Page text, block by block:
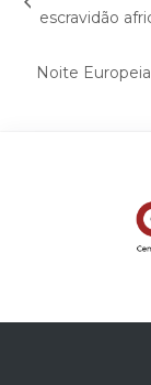
escravidão
Noite